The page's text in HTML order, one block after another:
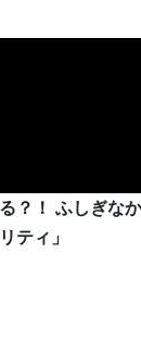
？！ ふしぎな
ティ」